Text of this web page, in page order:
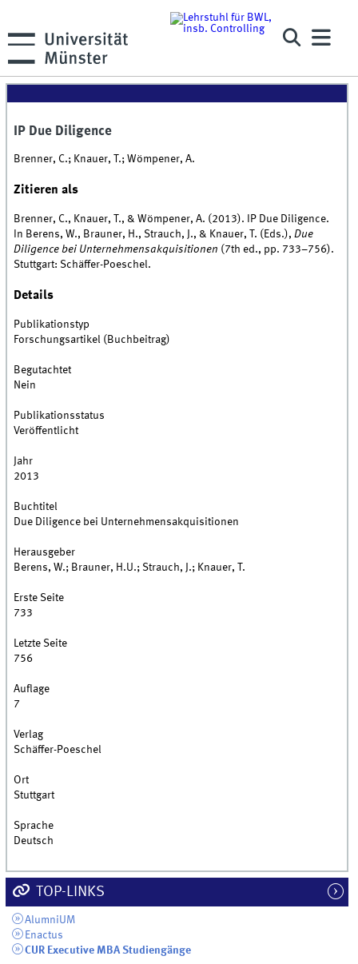
IP Due Diligence
Brenner, C.; Knauer, T.; Wömpener, A.
Zitieren als
Brenner, C., Knauer, T., & Wömpener, A. (2013). IP Due Diligence.
In Berens, W., Brauner, H., Strauch, J., & Knauer, T. (Eds.),Due
Diligence bei Unternehmensakquisitionen (7th ed., pp. 733–756).
Stuttgart: Schäffer-Poeschel.
Details
Publikationstyp
Forschungsartikel (Buchbeitrag)
Begutachtet
Nein
Publikationsstatus
Veröffentlicht
Jahr
2013
Buchtitel
Due Diligence bei Unternehmensakquisitionen
Herausgeber
Berens, W.; Brauner, H.U.; Strauch, J.; Knauer, T.
Erste Seite
733
Letzte Seite
756
Auflage
7
Verlag
Schäffer-Poeschel
Ort
Stuttgart
Sprache
Deutsch
TOP-LINKS
AlumniUM
Enactus
CUR Executive MBA Studiengänge